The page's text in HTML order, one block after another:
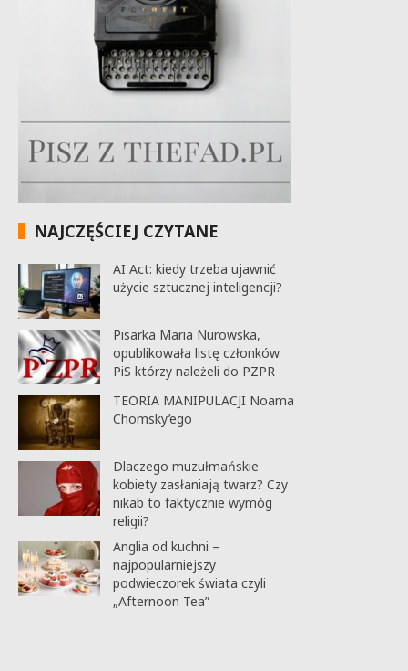
NAJCZĘŚCIEJ CZYTANE
AI Act: kiedy trzeba ujawnić
użycie sztucznej inteligencji?
Pisarka Maria Nurowska,
opublikowała listę członków
PiS którzy należeli do PZPR
TEORIA MANIPULACJI Noama
Chomsky’ego
Dlaczego muzułmańskie
kobiety zasłaniają twarz? Czy
nikab to faktycznie wymóg
religii?
Anglia od kuchni –
najpopularniejszy
podwieczorek świata czyli
„Afternoon Tea”